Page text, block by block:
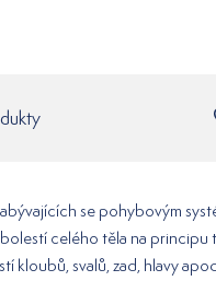
se pohybovým
celého těla na principu
kloubů, svalů, zad, hlavy